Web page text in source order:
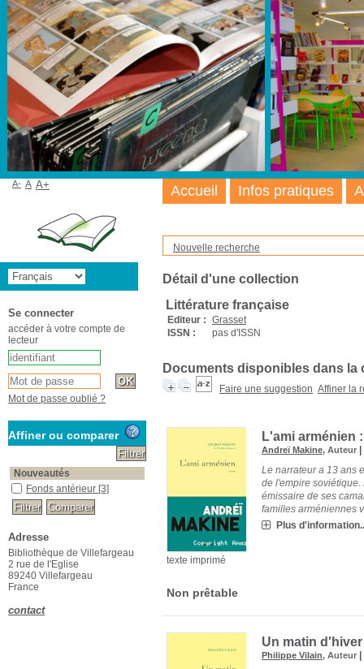
Nouvelle recherche
Détail d'une collection
Littérature française
Editeur : Grasset
ISSN :
pas d'ISSN
Documents disponibles dans la
Faire une suggestion Affiner la
texte imprimé
L'ami arménien
Andreï Makine, Auteur
Le narrateur a 13 ans
de l'empire
émissaire de ses
familles arméniennes
Plus
Non prêtable
Un matin
Philippe Vilain, Auteur
Accueil Infos pratiques
A- A A+
Se connecter
accéder à votre compte de
lecteur
Mot de passe oublié ?
Affiner ou comparer
Nouveautés
Fonds antérieur [3]
Adresse
Bibliothèque de Villefargeau
2 rue de l'Eglise
89240 Villefargeau
France
contact